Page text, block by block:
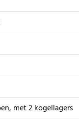
met 2 kogellagers